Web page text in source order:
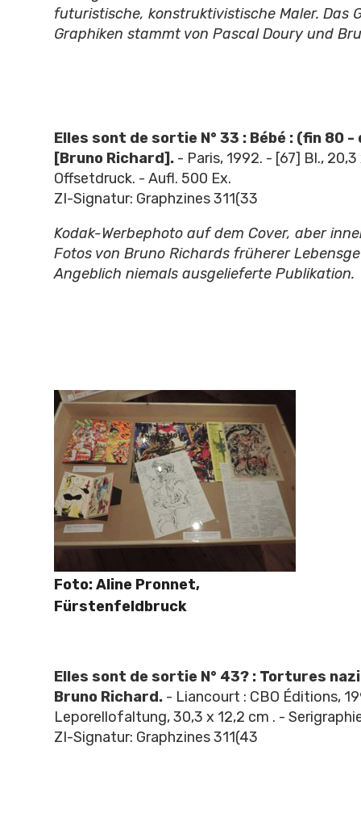
futuristische, konstruktivistische Maler. Das
Graphiken stammt von Pascal Doury und
Elles sont de sortie N° 33 : Bébé : (fin 80
[Bruno Richard].- Paris, 1992. - [67] Bl., 20,3
Offsetdruck. - Aufl. 500 Ex.
ZI-Signatur: Graphzines 311(33
Kodak-Werbephoto auf dem Cover, aber
Fotos von Bruno Richards früherer
Angeblich niemals ausgelieferte Publikation.
Foto: Aline Pronnet,
Fürstenfeldbruck
Elles sont de sortie N° 43? : Tortures
Bruno Richard.- Liancourt : CBO Éditions,
Leporellofaltung, 30,3 x 12,2 cm . -
ZI-Signatur: Graphzines 311(43